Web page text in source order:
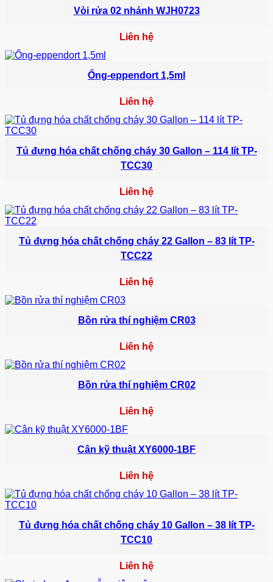
Vòi rửa 02 nhánh WJH0723
Liên hệ
Ống-eppendort 1,5ml
Liên hệ
Tủ đựng hóa chất chống cháy 30 Gallon – 114 lít TP-
TCC30
Liên hệ
Tủ đựng hóa chất chống cháy 22 Gallon – 83 lít TP-
TCC22
Liên hệ
Bồn rửa thí nghiệm CR03
Liên hệ
Bồn rửa thí nghiệm CR02
Liên hệ
Cân kỹ thuật XY6000-1BF
Liên hệ
Tủ đựng hóa chất chống cháy 10 Gallon – 38 lít TP-
TCC10
Liên hệ